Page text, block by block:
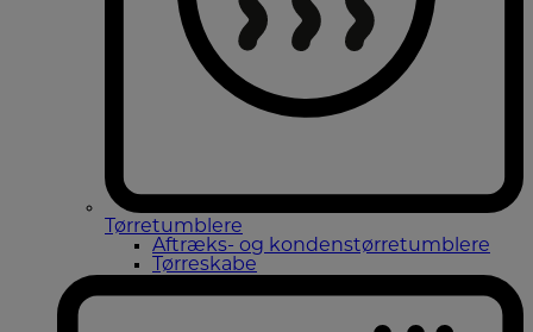
Tørretumblere
Aftræks- og kondenstørretumblere
Tørreskabe